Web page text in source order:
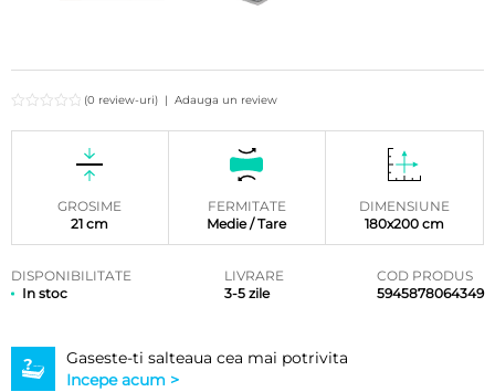
(0 review-uri) | Adauga un review
GROSIME
21 cm
FERMITATE
Medie / Tare
DIMENSIUNE
180x200 cm
DISPONIBILITATE
In stoc
LIVRARE
3-5 zile
COD PRODUS
5945878064349
Gaseste-ti salteaua cea mai potrivita
Incepe acum >